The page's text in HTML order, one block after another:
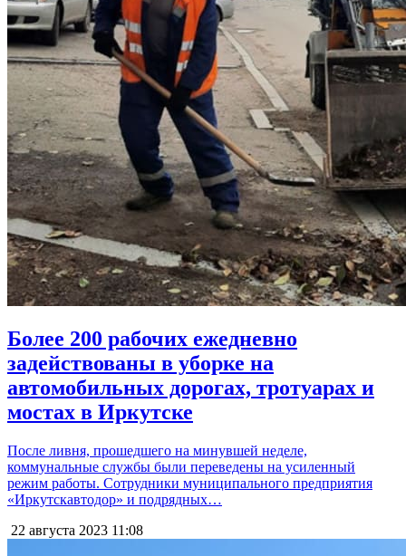
Более 200 рабочих ежедневно
задействованы в уборке на
автомобильных дорогах, тротуарах и
мостах в Иркутске
После ливня, прошедшего на минувшей неделе,
коммунальные службы были переведены на усиленный
режим работы. Сотрудники муниципального предприятия
«Иркутскавтодор» и подрядных…
22 августа 2023 11:08